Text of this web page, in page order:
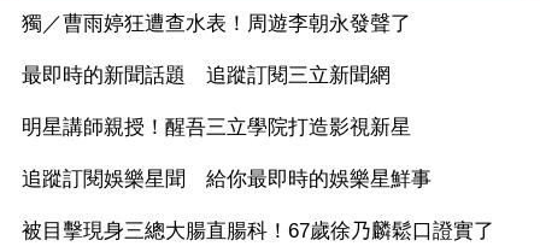
獨／曹雨婷狂遭查水表！周遊李朝永發聲了
最即時的新聞話題 追蹤訂閱三立新聞網
明星講師親授！醒吾三立學院打造影視新星
追蹤訂閱娛樂星聞 給你最即時的娛樂星鮮事
被目擊現身三總大腸直腸科！67歲徐乃麟鬆口證實了